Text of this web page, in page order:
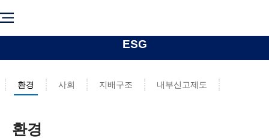
ESG
환경 사회 지배구조 내부신고제도
환경